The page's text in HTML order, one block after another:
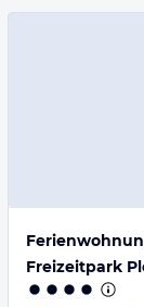
Freizeitpark